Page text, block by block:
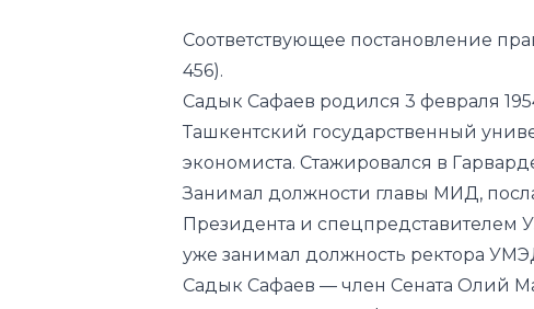
Ташкентский государственный
экономиста. Стажировался в Гарварде
Занимал должности главы МИД,
Президента и спецпредставителем
уже занимал должность ректора
Садык Сафаев — член Сената Олий
момента начала его
срока он назначался указами
протяжении первых трёх сроков